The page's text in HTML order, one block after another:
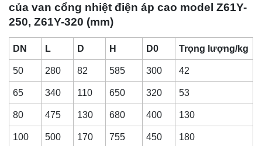
của van cổng nhiệt điện áp cao model Z61Y-
250, Z61Y-320 (mm)
DN L D H D0 Trọng lượng/kg
50 280 82 585 300 42
65 340 110 650 320 53
80 475 130 680 400 130
100 500 170 755 450 180